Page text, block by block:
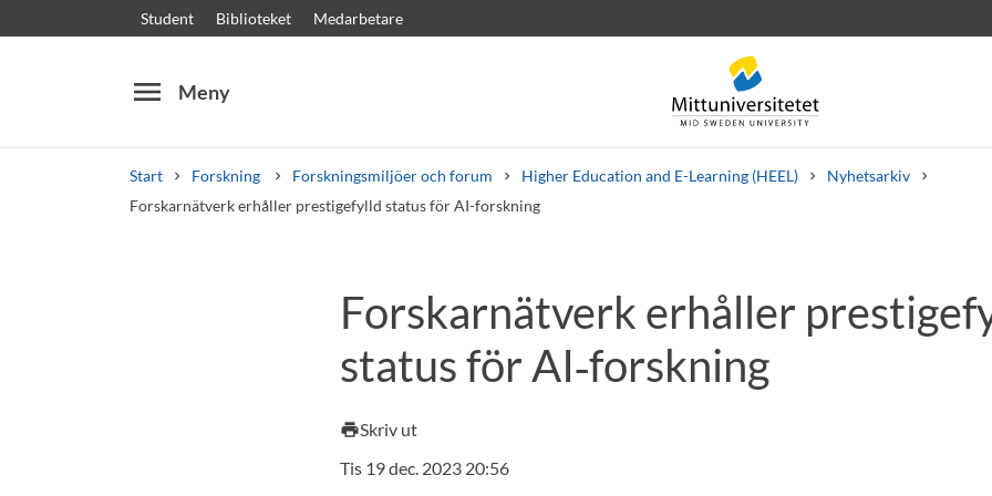
Student Biblioteket Medarbetare
menu Meny
Start Forskning Forskningsmiljöer och forum Higher Education and E-Learning (HEEL)
Nyhetsarkiv
Forskarnätverk erhåller prestigefylld status för AI-forskning
Kursplaner VälkomstbrevPersonal Lediga jobb
Forskarnätverk erhåller
status för AI‑forskning
printSkriv ut
Tis 19 dec. 2023 20:56